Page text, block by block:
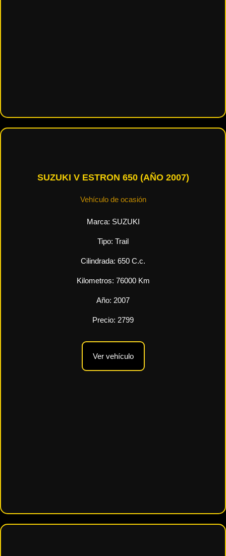
SUZUKI V ESTRON 650 (AÑO 2007)
Vehículo de ocasión
Marca: SUZUKI
Tipo: Trail
Cilindrada: 650 C.c.
Kilometros: 76000Km
Año: 2007
Precio: 2799
Ver vehículo